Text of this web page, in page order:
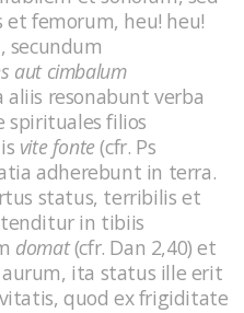
femorum, heu! heu!
secundum
aut cimbalum
aliis resonabunt verba
spirituales filios
vite fonte(cfr. Ps
adherebunt in terra.
status, terribilis et
in tibiis
domat(cfr. Dan 2,40) et
ita status ille erit
quod ex frigiditate